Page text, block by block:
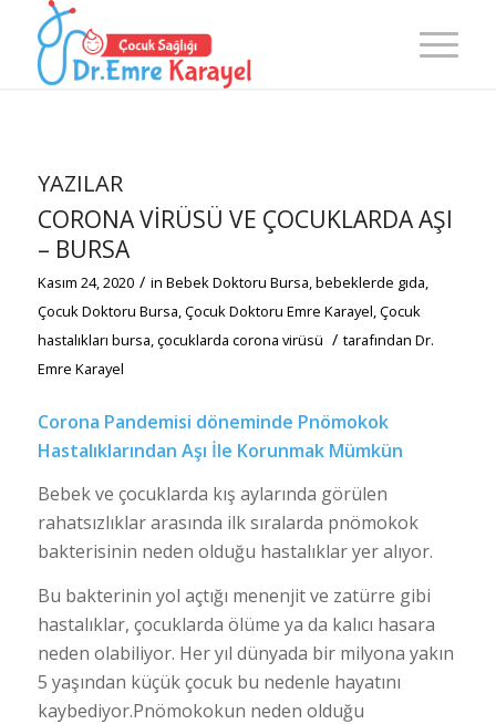
YAZILAR
CORONA VİRÜSÜ VE ÇOCUKLARDA AŞI
– BURSA
Kasım 24, 2020 / in Bebek Doktoru Bursa,bebeklerde gıda,
Çocuk Doktoru Bursa,Çocuk Doktoru Emre Karayel,Çocuk
hastalıkları bursa,çocuklarda corona virüsü / tarafından Dr.
Emre Karayel
Corona Pandemisi döneminde Pnömokok
Hastalıklarından Aşı İle Korunmak Mümkün
Bebek ve çocuklarda kış aylarında görülen
rahatsızlıklar arasında ilk sıralarda pnömokok
bakterisinin neden olduğu hastalıklar yer alıyor.
Bu bakterinin yol açtığı menenjit ve zatürre gibi
hastalıklar, çocuklarda ölüme ya da kalıcı hasara
neden olabiliyor. Her yıl dünyada bir milyona yakın
5 yaşından küçük çocuk bu nedenle hayatını
kaybediyor.Pnömokokun neden olduğu